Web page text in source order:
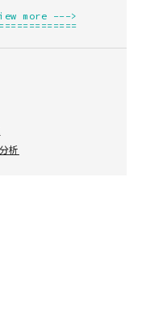
more --->
析